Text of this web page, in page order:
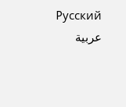
Pусский
عربية